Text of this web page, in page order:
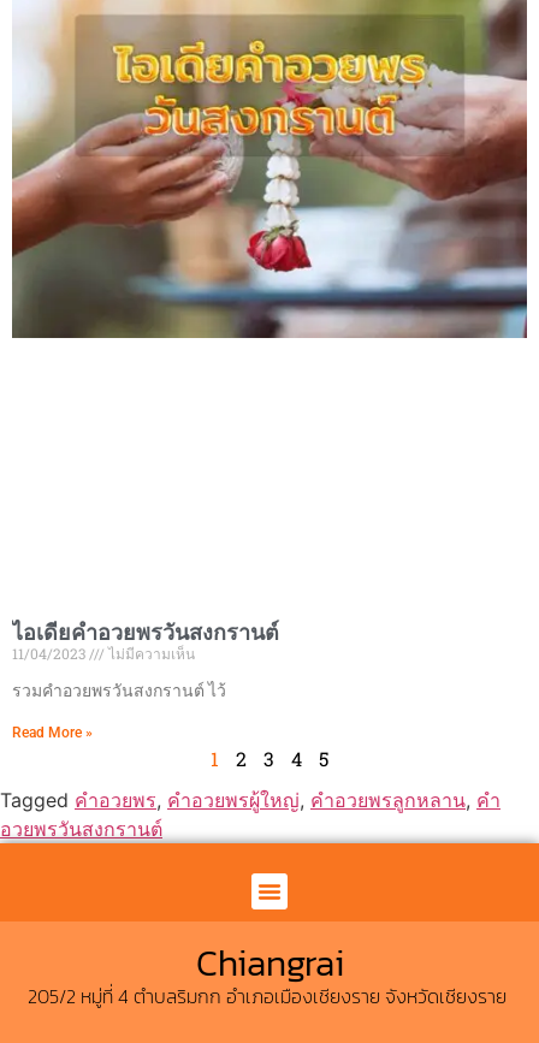
ไอเดียคำอวยพรวันสงกรานต์
11/04/2023
ไม่มีความเห็น
รวมคำอวยพรวันสงกรานต์ ไว้
Read More »
1 2 3 4 5
Tagged คำอวยพร, คำอวยพรผู้ใหญ่, คำอวยพรลูกหลาน, คำ
อวยพรวันสงกรานต์
Chiangrai
205/2 หมู่ที่ 4 ตำบลริมกก อำเภอเมืองเชียงราย จังหวัดเชียงราย ​